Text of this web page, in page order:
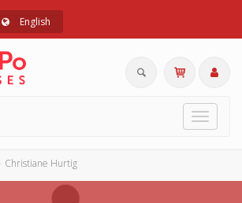
English
Toggle
Christiane Hurtig